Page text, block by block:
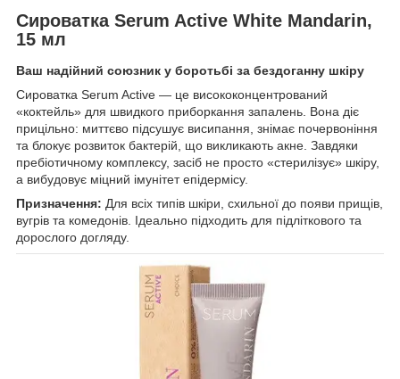
Сироватка Serum Active White Mandarin,
15 мл
Ваш надійний союзник у боротьбі за бездоганну шкіру
Сироватка Serum Active — це висококонцентрований
«коктейль» для швидкого приборкання запалень. Вона діє
прицільно: миттєво підсушує висипання, знімає почервоніння
та блокує розвиток бактерій, що викликають акне. Завдяки
пребіотичному комплексу, засіб не просто «стерилізує» шкіру,
а вибудовує міцний імунітет епідермісу.
Призначення: Для всіх типів шкіри, схильної до появи прищів,
вугрів та комедонів. Ідеально підходить для підліткового та
дорослого догляду.